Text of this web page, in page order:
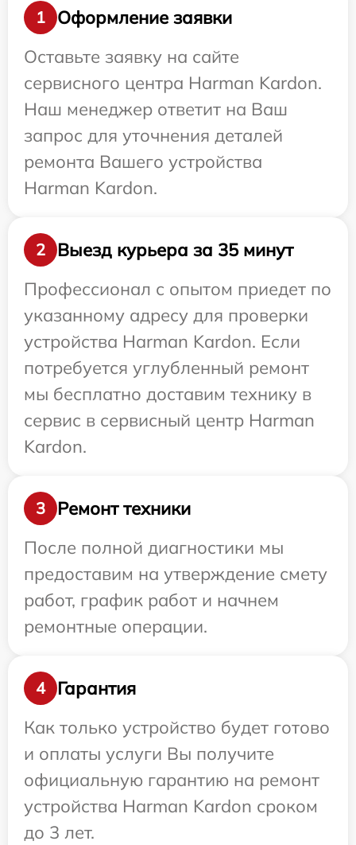
1
Оформление заявки
Оставьте заявку на сайте
сервисного центра Harman Kardon.
Наш менеджер ответит на Ваш
запрос для уточнения деталей
ремонта Вашего устройства
Harman Kardon.
2
Выезд курьера за 35 минут
Профессионал с опытом приедет по
указанному адресу для проверки
устройства Harman Kardon. Если
потребуется углубленный ремонт
мы бесплатно доставим технику в
сервис в сервисный центр Harman
Kardon.
3
Ремонт техники
После полной диагностики мы
предоставим на утверждение смету
работ, график работ и начнем
ремонтные операции.
4
Гарантия
Как только устройство будет готово
и оплаты услуги Вы получите
официальную гарантию на ремонт
устройства Harman Kardon сроком
до 3 лет.